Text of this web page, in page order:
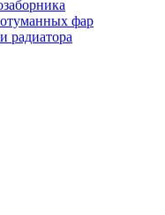
фар
радиатора